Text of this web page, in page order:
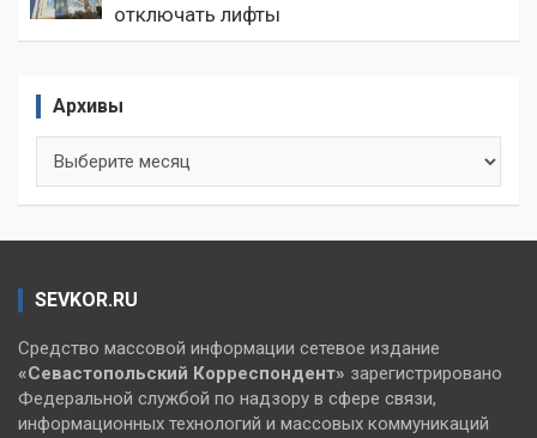
отключать лифты
Архивы
SEVKOR.RU
Средство массовой информации сетевое издание
«Севастопольский Корреспондент» зарегистрировано
Федеральной службой по надзору в сфере связи,
информационных технологий и массовых коммуникаций